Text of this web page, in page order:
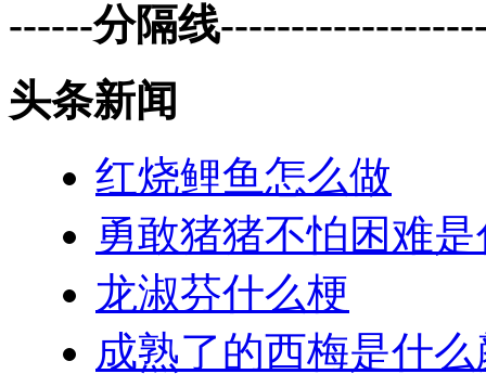
------分隔线
头条新闻
红烧鲤鱼怎么做
勇敢猪猪不怕困难
龙淑芬什么梗
成熟了的西梅是什